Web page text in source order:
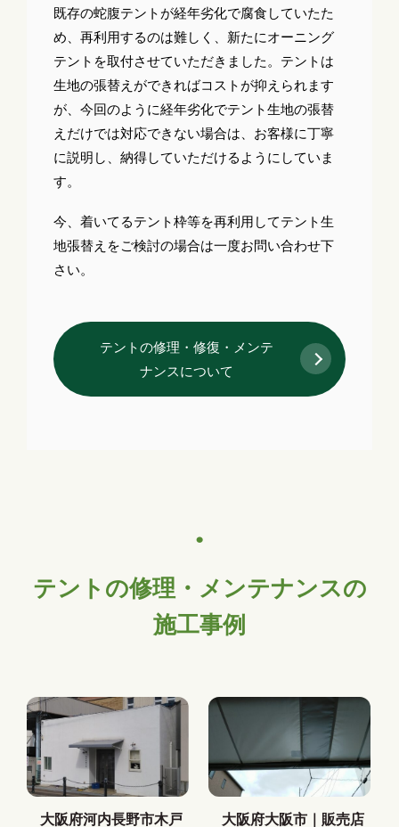
既存の蛇腹テントが経年劣化で腐食していたた
め、再利用するのは難しく、新たにオーニング
テントを取付させていただきました。テントは
生地の張替えができればコストが抑えられます
が、今回のように経年劣化でテント生地の張替
えだけでは対応できない場合は、お客様に丁寧
に説明し、納得していただけるようにしていま
す。
今、着いてるテント枠等を再利用してテント生
地張替えをご検討の場合は一度お問い合わせ下
さい。
テントの修理・修復・メンテ
ナンスについて
テントの修理・メンテナンスの
施工事例
大阪府河内長野市木戸 大阪府大阪市｜販売店